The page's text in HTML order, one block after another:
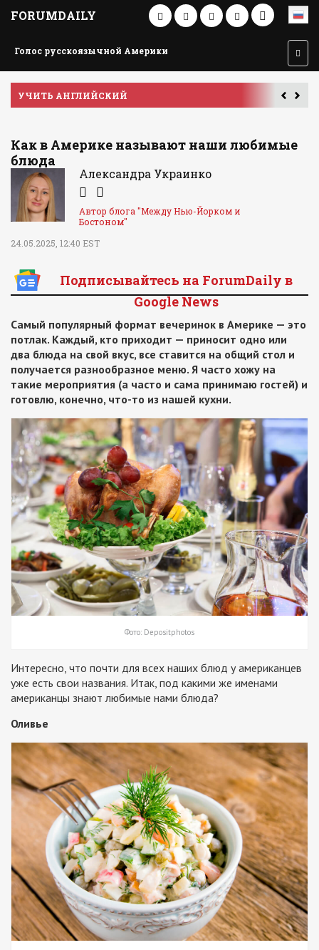
FORUMDAILY
Голос русскоязычной Америки
УЧИТЬ АНГЛИЙСКИЙ
Как в Америке называют наши любимые
блюда
Александра Украинко
Автор блога "Между Нью-Йорком и
Бостоном"
24.05.2025, 12:40 EST
Подписывайтесь на ForumDaily в
Google News
Самый популярный формат вечеринок в Америке — это
потлак. Каждый, кто приходит — приносит одно или
два блюда на свой вкус, все ставится на общий стол и
получается разнообразное меню. Я часто хожу на
такие мероприятия (а часто и сама принимаю гостей) и
готовлю, конечно, что-то из нашей кухни.
Фото: Depositphotos
Интересно, что почти для всех наших блюд у американцев
уже есть свои названия. Итак, под какими же именами
американцы знают любимые нами блюда?
Оливье